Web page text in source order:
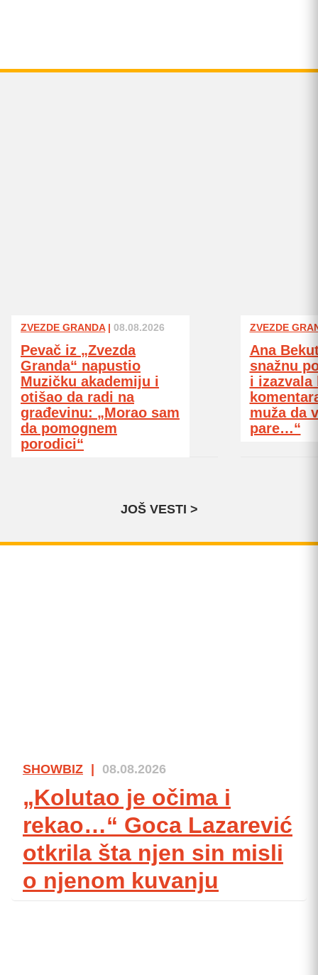
ZVEZDE GRANDA| 08.08.2026
Pevač iz „Zvezda
Granda“ napustio
Muzičku akademiju i
otišao da radi na
građevinu: „Morao sam
da pomognem
porodici“
ZVEZDE
Ana
snažnu
i izazvala
muža da
pare…“
JOŠ VESTI >
SHOWBIZ | 08.08.2026
„Kolutao je očima i
rekao…“ Goca Lazarević
otkrila šta njen sin misli
o njenom kuvanju